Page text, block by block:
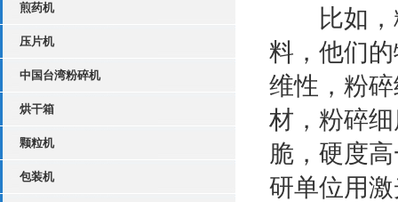
煎药机
压片机
中国台湾粉碎机
烘干箱
颗粒机
包装机
比如，粉
料，他们
维性，粉
材，粉碎
脆，硬度
研单位用